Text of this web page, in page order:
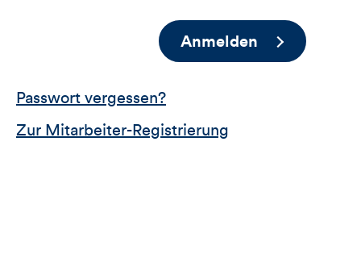
Anmelden
Passwort vergessen?
Zur Mitarbeiter-Registrierung